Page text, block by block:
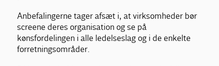
Anbefalingerne tager afsæt i, at virksomheder bør
screene deres organisation og se på
kønsfordelingen i alle ledelseslag og i de enkelte
forretningsområder.